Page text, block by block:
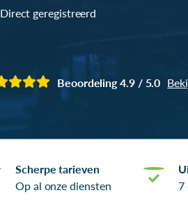
Direct geregistreerd
Beoordeling 4.9 / 5.0
Scherpe tarieven
Op al onze diensten
7